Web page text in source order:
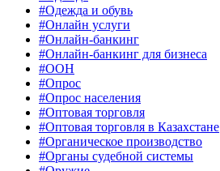
#Одежда и обувь
#Онлайн услуги
#Онлайн-банкинг
#Онлайн-банкинг для бизнеса
#ООН
#Опрос
#Опрос населения
#Оптовая торговля
#Оптовая торговля в Казахстане
#Органическое производство
#Органы судебной системы